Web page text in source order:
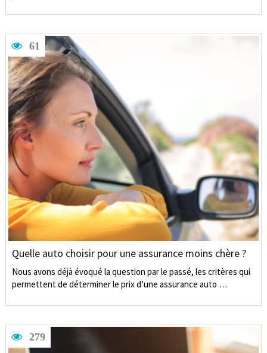
61
Quelle auto choisir pour une assurance moins chère ?
Nous avons déjà évoqué la question par le passé, les critères qui
permettent de déterminer le prix d’une assurance auto …
279